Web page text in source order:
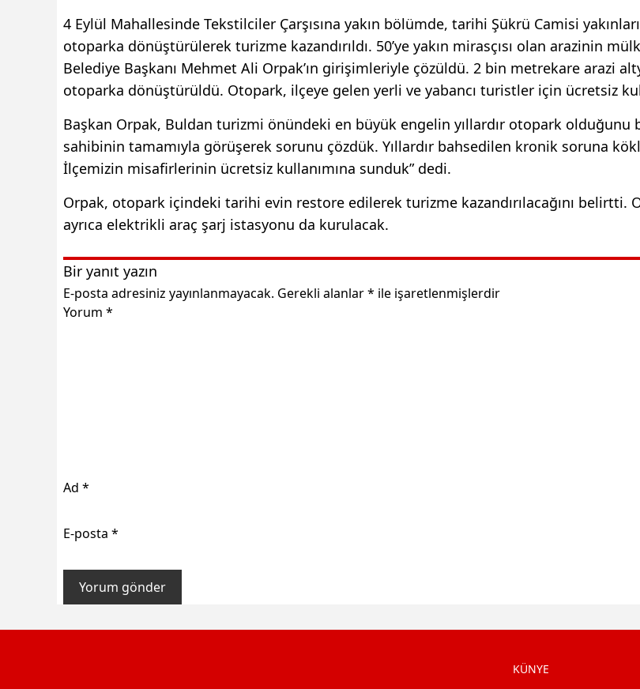
4 Eylül Mahallesinde Tekstilciler Çarşısına yakın bölümde, tarihi Şükrü Camisi
otoparka dönüştürülerek turizme kazandırıldı. 50’ye yakın mirasçısı olan arazinin
Belediye Başkanı Mehmet Ali Orpak’ın girişimleriyle çözüldü. 2 bin metrekare arazi
otoparka dönüştürüldü. Otopark, ilçeye gelen yerli ve yabancı turistler için ücretsiz
Başkan Orpak, Buldan turizmi önündeki en büyük engelin yıllardır otopark olduğunu
sahibinin tamamıyla görüşerek sorunu çözdük. Yıllardır bahsedilen kronik soruna
İlçemizin misafirlerinin ücretsiz kullanımına sunduk” dedi.
Orpak, otopark içindeki tarihi evin restore edilerek turizme kazandırılacağını belirtti.
ayrıca elektrikli araç şarj istasyonu da kurulacak.
Bir yanıt yazın
E-posta adresiniz yayınlanmayacak. Gerekli alanlar* ile işaretlenmişlerdir
Yorum *
Ad *
E-posta *
KÜNYE